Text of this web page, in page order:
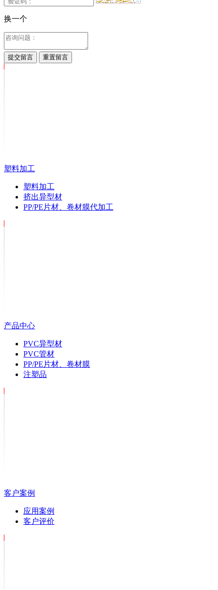
换一个
提交留言 重置留言
塑料加工
塑料加工
挤出异型材
PP/PE片材、卷材膜代加工
产品中心
PVC异型材
PVC管材
PP/PE片材、卷材膜
注塑品
客户案例
应用案例
客户评价